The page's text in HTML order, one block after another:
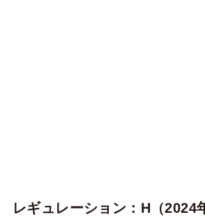
レギュレーション：H（2024